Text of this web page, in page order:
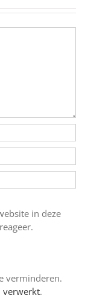
in deze
verminderen.
verwerkt.